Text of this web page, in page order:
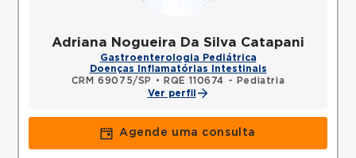
Adriana Nogueira Da Silva Catapani
Gastroenterologia Pediátrica
Doenças Inflamatórias Intestinais
CRM 69075/SP
•
RQE 110674 - Pediatria
Ver perfil
Agende uma consulta